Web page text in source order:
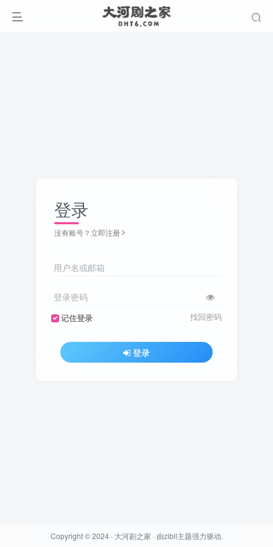
登录
没有账号？立即注册
用户名或邮箱
登录密码
记住登录 找回密码
登录
Copyright © 2024 · 大河剧之家 · 由zibll主题强力驱动.